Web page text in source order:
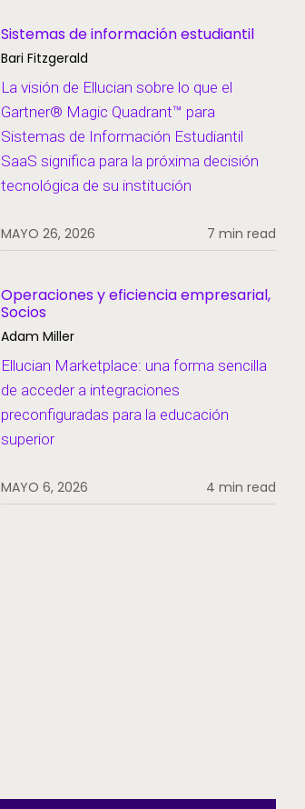
Sistemas de información estudiantil
Bari Fitzgerald
La visión de Ellucian sobre lo que el
Gartner® Magic Quadrant™ para
Sistemas de Información Estudiantil
SaaS significa para la próxima decisión
tecnológica de su institución
MAYO 26, 2026 7 min read
Operaciones y eficiencia empresarial,
Socios
Adam Miller
Ellucian Marketplace: una forma sencilla
de acceder a integraciones
preconfiguradas para la educación
superior
MAYO 6, 2026 4 min read